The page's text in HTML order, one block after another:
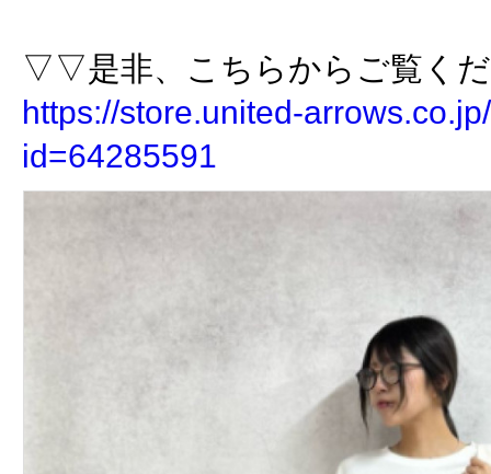
▽▽是非、こちらからご覧く
https://store.united-
id=64285591